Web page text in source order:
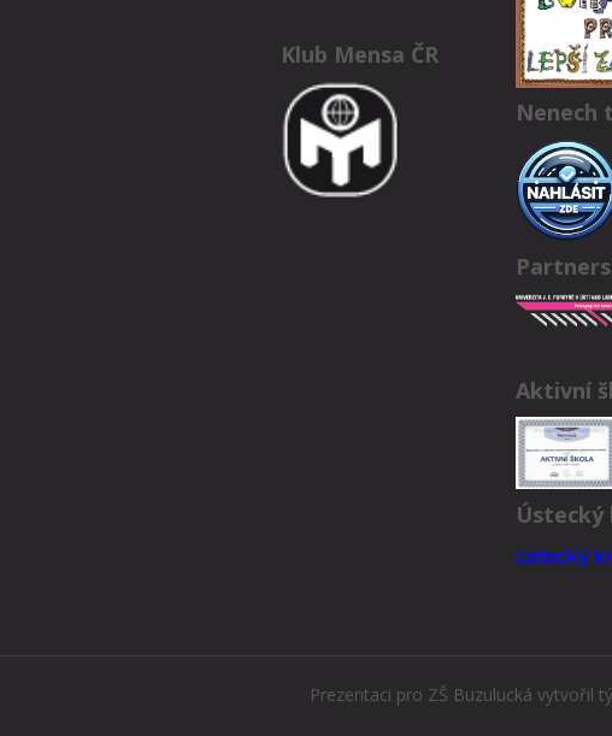
Klub Mensa ČR
Nenech
Aktivní
Ústecký
Prezentaci pro ZŠ Buzulucká vytvořil